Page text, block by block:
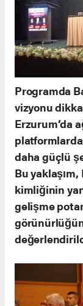
Programda
vizyonu
Erzurum’da
daha güçlü
Bu
kimliğinin
gelişme